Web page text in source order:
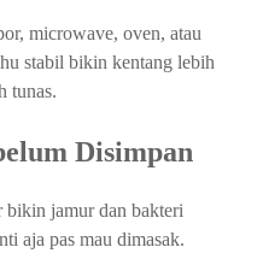
microwave, oven, atau
stabil bikin kentang lebih
tunas.
Disimpan
bikin jamur dan bakteri
aja pas mau dimasak.